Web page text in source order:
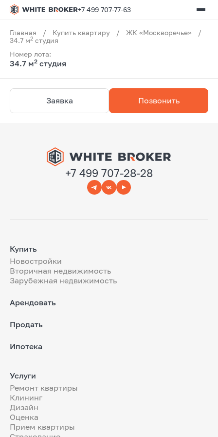
+7 499 707-77-63
Главная / Купить квартиру / ЖК «Москворечье»
/
34.7 м2 студия
Номер лота:
34.7 м2 студия
Заявка Позвонить
+7 499 707-28-28
Купить
Новостройки
Вторичная недвижимость
Зарубежная недвижимость
Арендовать
Продать
Ипотека
Услуги
Ремонт квартиры
Клининг
Дизайн
Оценка
Прием квартиры